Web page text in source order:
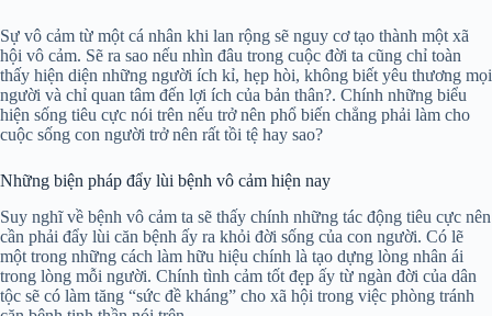
Sự vô cảm từ một cá nhân khi lan rộng sẽ nguy cơ tạo thành một xã
hội vô cảm. Sẽ ra sao nếu nhìn đâu trong cuộc đời ta cũng chỉ toàn
thấy hiện diện những người ích kỉ, hẹp hòi, không biết yêu thương mọi
người và chỉ quan tâm đến lợi ích của bản thân?. Chính những biểu
hiện sống tiêu cực nói trên nếu trở nên phổ biến chẳng phải làm cho
cuộc sống con người trở nên rất tồi tệ hay sao?
Những biện pháp đẩy lùi bệnh vô cảm hiện nay
Suy nghĩ về bệnh vô cảm ta sẽ thấy chính những tác động tiêu cực nên
cần phải đẩy lùi căn bệnh ấy ra khỏi đời sống của con người. Có lẽ
một trong những cách làm hữu hiệu chính là tạo dựng lòng nhân ái
trong lòng mỗi người. Chính tình cảm tốt đẹp ấy từ ngàn đời của dân
tộc sẽ có làm tăng “sức đề kháng” cho xã hội trong việc phòng tránh